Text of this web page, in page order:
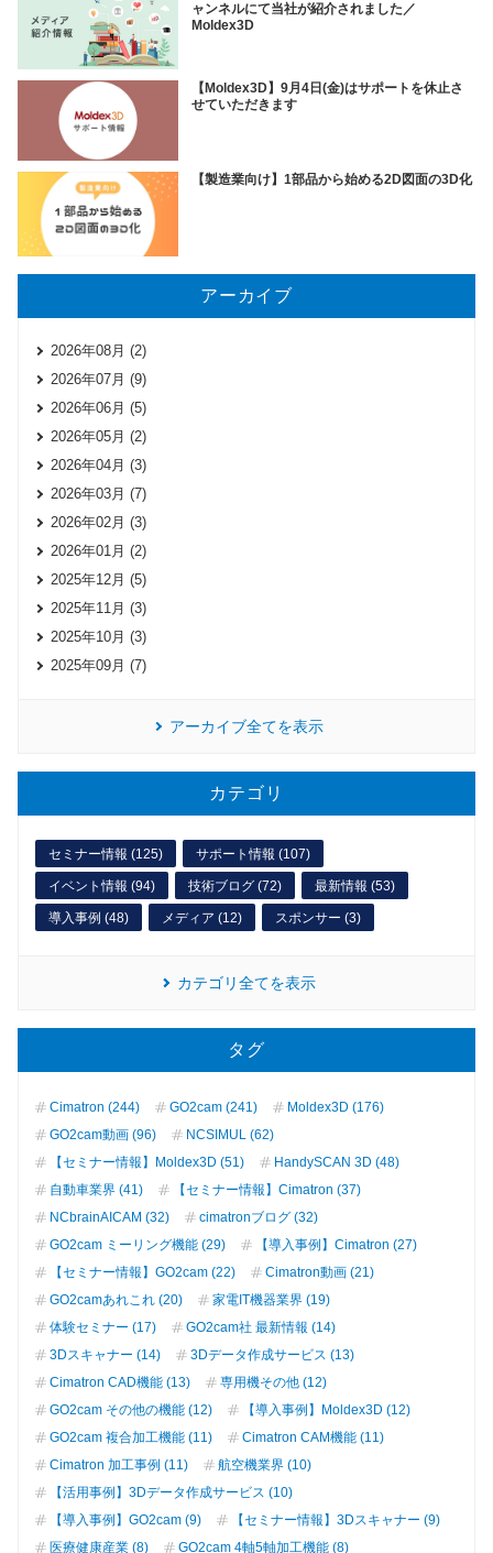
ャンネルにて当社が紹介されました／
Moldex3D
【Moldex3D】9月4日(金)はサポートを休止さ
せていただきます
【製造業向け】1部品から始める2D図面の3D化
アーカイブ
2026年08月 (2)
2026年07月 (9)
2026年06月 (5)
2026年05月 (2)
2026年04月 (3)
2026年03月 (7)
2026年02月 (3)
2026年01月 (2)
2025年12月 (5)
2025年11月 (3)
2025年10月 (3)
2025年09月 (7)
アーカイブ全てを表示
カテゴリ
セミナー情報 (125) サポート情報 (107)
イベント情報 (94) 技術ブログ (72) 最新情報 (53)
導入事例 (48) メディア (12) スポンサー (3)
カテゴリ全てを表示
タグ
Cimatron (244) GO2cam (241)
Moldex3D (176)
GO2cam動画 (96)
NCSIMUL (62)
【セミナー情報】Moldex3D (51)
HandySCAN 3D (48)
自動車業界 (41)
【セミナー情報】Cimatron (37)
NCbrainAICAM (32)
cimatronブログ (32)
GO2cam ミーリング機能 (29)
【導入事例】Cimatron (27)
【セミナー情報】GO2cam (22)
Cimatron動画 (21)
GO2camあれこれ (20)
家電IT機器業界 (19)
体験セミナー (17)
GO2cam社 最新情報 (14)
3Dスキャナー (14)
3Dデータ作成サービス (13)
Cimatron CAD機能 (13)
専用機その他 (12)
GO2cam その他の機能 (12)
【導入事例】Moldex3D (12)
GO2cam 複合加工機能 (11)
Cimatron CAM機能 (11)
Cimatron 加工事例 (11)
航空機業界 (10)
【活用事例】3Dデータ作成サービス (10)
【導入事例】GO2cam (9)
【セミナー情報】3Dスキャナー (9)
医療健康産業 (8)
GO2cam 4軸5軸加工機能 (8)